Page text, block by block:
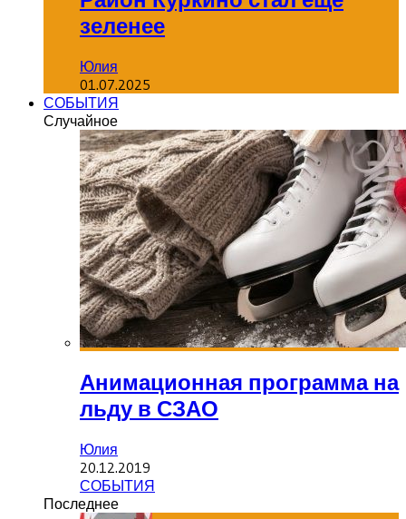
зеленее
Юлия
01.07.2025
СОБЫТИЯ
Случайное
Анимационная программа на
льду в СЗАО
Юлия
20.12.2019
СОБЫТИЯ
Последнее